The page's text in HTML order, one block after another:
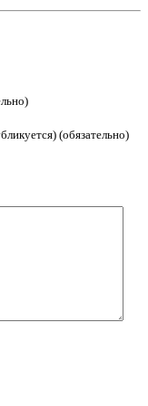
(обязательно)